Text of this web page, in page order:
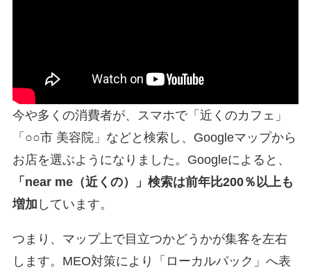
今や多くの消費者が、スマホで「近くのカフェ」
「○○市 美容院」などと検索し、Googleマップから
お店を選ぶようになりました。Googleによると、
「near me（近くの）」検索は前年比200％以上も
増加 しています。
つまり、マップ上で目立つかどうかが集客を左右
します。MEO対策により「ローカルパック」へ表